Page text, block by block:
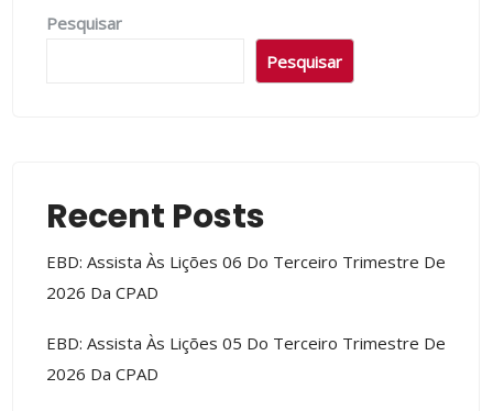
Pesquisar
Pesquisar
Recent Posts
EBD: Assista Às Lições 06 Do Terceiro Trimestre De
2026 Da CPAD
EBD: Assista Às Lições 05 Do Terceiro Trimestre De
2026 Da CPAD